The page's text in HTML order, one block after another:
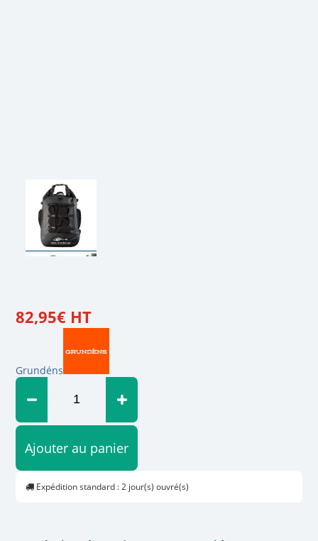
82,95€ HT
Grundéns
Ajouter au panier
Expédition standard : 2 jour(s) ouvré(s)